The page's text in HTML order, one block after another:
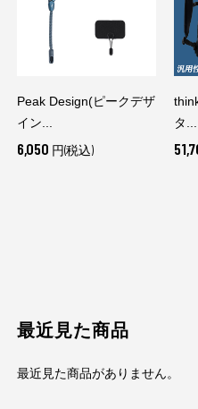
Peak Design(ピークデザ
イン...
6,050 円(税込)
タ...
最近見た商品
最近見た商品がありません。